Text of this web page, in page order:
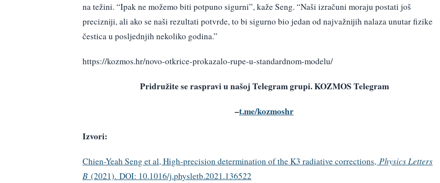
na težini. “Ipak ne možemo biti potpuno sigurni”, kaže Seng. “Naši izračuni moraju postati još
precizniji, ali ako se naši rezultati potvrde, to bi sigurno bio jedan od najvažnijih nalaza unutar fizike
čestica u posljednjih nekoliko godina.”
https://kozmos.hr/novo-otkrice-prokazalo-rupe-u-standardnom-modelu/
Pridružite se raspravi u našoj Telegram grupi. KOZMOS Telegram
–t.me/kozmoshr
Izvori:
Chien-Yeah Seng et al, High-precision determination of the K3 radiative corrections, Physics Letters
B (2021). DOI: 10.1016/j.physletb.2021.136522